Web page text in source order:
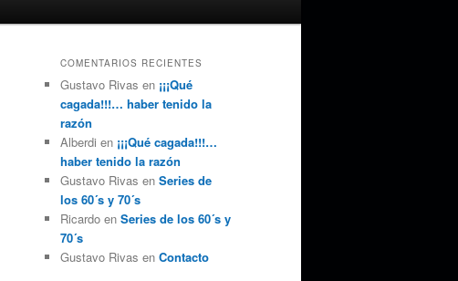
COMENTARIOS RECIENTES
Gustavo Rivas en ¡¡¡Qué
cagada!!!… haber tenido la
razón
Alberdi en ¡¡¡Qué cagada!!!…
haber tenido la razón
Gustavo Rivas en Series de
los 60´s y 70´s
Ricardo en Series de los 60´s y
70´s
Gustavo Rivas en Contacto